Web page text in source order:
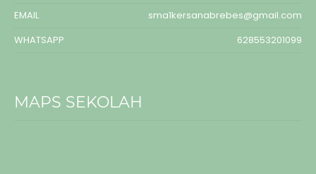
EMAIL
sma1kersanabrebes@gmail.com
WHATSAPP
628553201099
MAPS SEKOLAH